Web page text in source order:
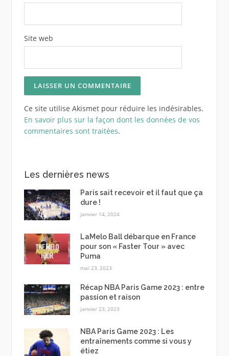
Site web
Ce site utilise Akismet pour réduire les indésirables.
En savoir plus sur la façon dont les données de vos
commentaires sont traitées.
Les dernières news
Paris sait recevoir et il faut que ça
dure !
janvier 14, 2024
LaMelo Ball débarque en France
pour son « Faster Tour » avec
Puma
mai 23, 2023
Récap NBA Paris Game 2023 : entre
passion et raison
janvier 23, 2023
NBA Paris Game 2023 : Les
entraînements comme si vous y
étiez